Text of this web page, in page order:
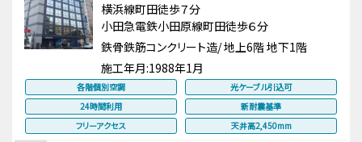
横浜線町田徒歩７分
小田急電鉄小田原線町田徒歩６分
鉄骨鉄筋コンクリート造/ 地上6階 地下1階
施工年月:1988年1月
各階個別空調
光ケーブル引込可
24時間利用
新耐震基準
フリーアクセス
天井高2,450mm